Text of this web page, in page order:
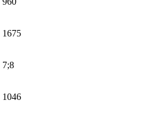
1675
7;8
1046